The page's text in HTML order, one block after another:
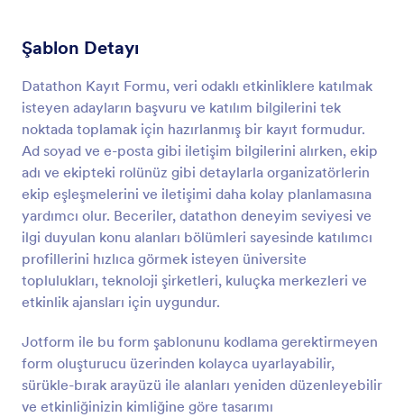
Şablon Detayı
Datathon Kayıt Formu, veri odaklı etkinliklere katılmak
isteyen adayların başvuru ve katılım bilgilerini tek
noktada toplamak için hazırlanmış bir kayıt formudur.
Ad soyad ve e-posta gibi iletişim bilgilerini alırken, ekip
adı ve ekipteki rolünüz gibi detaylarla organizatörlerin
ekip eşleşmelerini ve iletişimi daha kolay planlamasına
yardımcı olur. Beceriler, datathon deneyim seviyesi ve
ilgi duyulan konu alanları bölümleri sayesinde katılımcı
profillerini hızlıca görmek isteyen üniversite
toplulukları, teknoloji şirketleri, kuluçka merkezleri ve
etkinlik ajansları için uygundur.
Jotform ile bu form şablonunu kodlama gerektirmeyen
form oluşturucu üzerinden kolayca uyarlayabilir,
sürükle-bırak arayüzü ile alanları yeniden düzenleyebilir
ve etkinliğinizin kimliğine göre tasarımı
Önizleme